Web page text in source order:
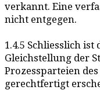
verkannt. Eine
nicht entgegen.
1.4.5 Schliesslich
Gleichstellung der
Prozessparteien
gerechtfertigt